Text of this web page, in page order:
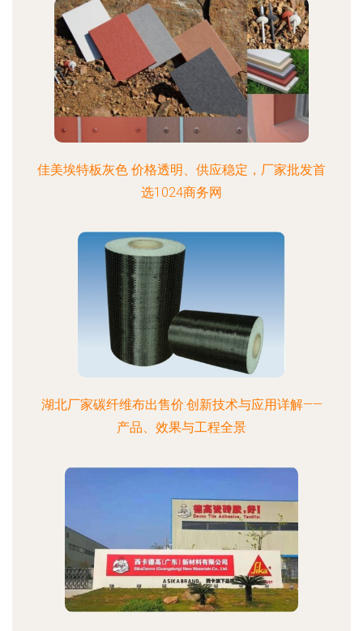
佳美埃特板灰色 价格透明、供应稳定，厂家批发首
选1024商务网
湖北厂家碳纤维布出售价:创新技术与应用详解——
产品、效果与工程全景